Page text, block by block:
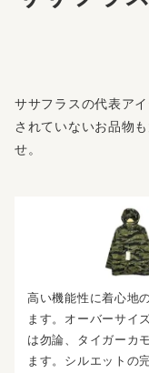
ササフラスの代表ア
されていないお品物
せ。
高い機能性に着心地
ます。オーバーサイ
は勿論、タイガーカ
ます。シルエットの